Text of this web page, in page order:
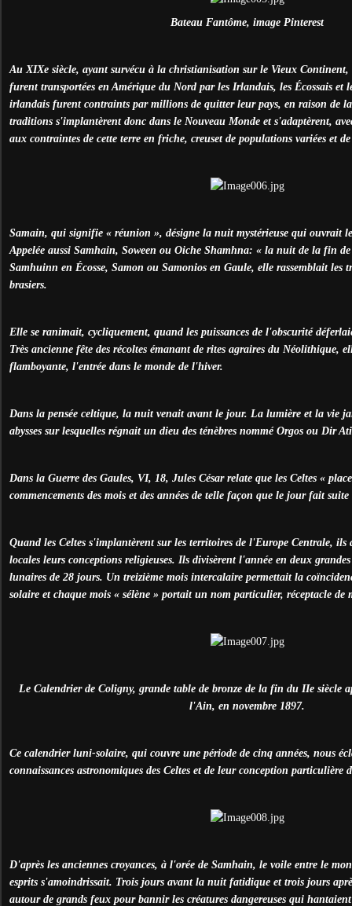
Bateau Fantôme, image Pinterest
Au XIXe siècle, ayant survécu à la christianisation sur le Vieux
furent transportées en Amérique du Nord par les Irlandais, les Écossais et
irlandais furent contraints par millions de quitter leur pays, en raison de
traditions s'implantèrent donc dans le Nouveau Monde et s'adaptèrent,
aux contraintes de cette terre en friche, creuset de populations variées et
Samain, qui signifie « réunion », désigne la nuit mystérieuse qui ouvrait
Appelée aussi Samhain, Soween ou Oiche Shamhna: « la nuit de la fin
Samhuinn en Écosse, Samon ou Samonios en Gaule, elle rassemblait les
brasiers.
Elle se ranimait, cycliquement, quand les puissances de l'obscurité
Très ancienne fête des récoltes émanant de rites agraires du Néolithique,
flamboyante, l'entrée dans le monde de l'hiver.
Dans la pensée celtique, la nuit venait avant le jour. La lumière et la vie
abysses sur lesquelles régnait un dieu des ténèbres nommé Orgos ou Dir
Dans la Guerre des Gaules, VI, 18, Jules César relate que les Celtes «
commencements des mois et des années de telle façon que le jour fait
Quand les Celtes s'implantèrent sur les territoires de l'Europe Centrale, ils
locales leurs conceptions religieuses. Ils divisèrent l'année en deux
lunaires de 28 jours. Un treizième mois intercalaire permettait la
solaire et chaque mois « sélène » portait un nom particulier, réceptacle de
Le Calendrier de Coligny, grande table de bronze de la fin du IIe siècle
l'Ain, en novembre 1897.
Ce calendrier luni-solaire, qui couvre une période de cinq années, nous
connaissances astronomiques des Celtes et de leur conception particulière
D'après les anciennes croyances, à l'orée de Samhain, le voile entre le
esprits s'amoindrissait. Trois jours avant la nuit fatidique et trois jours
autour de grands feux pour bannir les créatures dangereuses qui